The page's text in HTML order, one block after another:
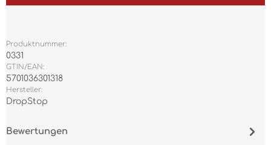
Produktnummer:
0331
GTIN/EAN:
5701036301318
Hersteller:
DropStop
Bewertungen